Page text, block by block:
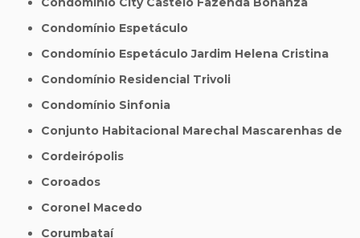
Condomínio Espetáculo
Condomínio Espetáculo Jardim Helena Cristina
Condomínio Residencial Trivoli
Condomínio Sinfonia
Conjunto Habitacional Marechal Mascarenhas de
Cordeirópolis
Coroados
Coronel Macedo
Corumbataí